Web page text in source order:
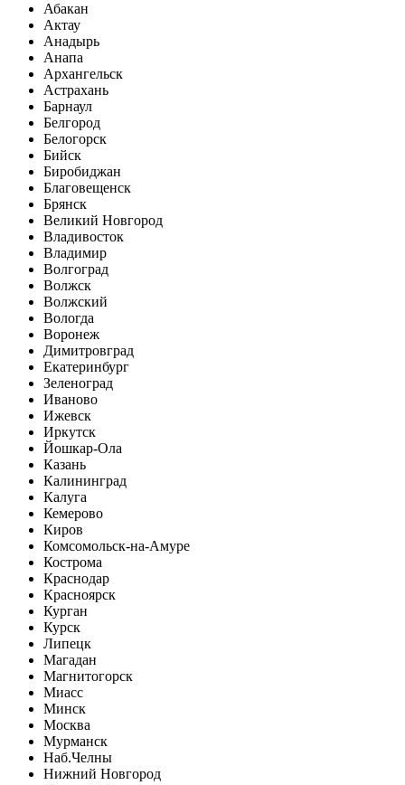
Абакан
Актау
Анадырь
Анапа
Архангельск
Астрахань
Барнаул
Белгород
Белогорск
Бийск
Биробиджан
Благовещенск
Брянск
Великий Новгород
Владивосток
Владимир
Волгоград
Волжск
Волжский
Вологда
Воронеж
Димитровград
Екатеринбург
Зеленоград
Иваново
Ижевск
Иркутск
Йошкар-Ола
Казань
Калининград
Калуга
Кемерово
Киров
Комсомольск-на-Амуре
Кострома
Краснодар
Красноярск
Курган
Курск
Липецк
Магадан
Магнитогорск
Миасс
Минск
Москва
Мурманск
Наб.Челны
Нижний Новгород